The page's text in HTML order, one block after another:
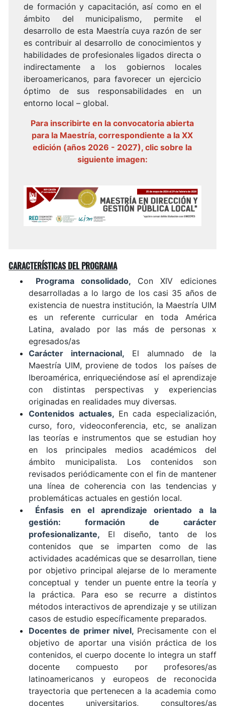
de formación y capacitación, así como en el
ámbito del municipalismo, permite el
desarrollo de esta Maestría cuya razón de ser
es contribuir al desarrollo de conocimientos y
habilidades de profesionales ligados directa o
indirectamente a los gobiernos locales
iberoamericanos, para favorecer un ejercicio
óptimo de sus responsabilidades en un
entorno local – global.
Para inscribirte en la convocatoria abierta
para la Maestría, correspondiente a la XX
edición (años 2026 - 2027), clic sobre la
siguiente imagen:
CARACTERÍSTICAS DEL PROGRAMA
Programa consolidado, Con XIV ediciones
desarrolladas a lo largo de los casi 35 años de
existencia de nuestra institución, la Maestría UIM
es un referente curricular en toda América
Latina, avalado por las más de personas x
egresados/as
Carácter internacional, El alumnado de la
Maestría UIM, proviene de todos los países de
Iberoamérica, enriqueciéndose así el aprendizaje
con distintas perspectivas y experiencias
originadas en realidades muy diversas.
Contenidos actuales, En cada especialización,
curso, foro, videoconferencia, etc, se analizan
las teorías e instrumentos que se estudian hoy
en los principales medios académicos del
ámbito municipalista. Los contenidos son
revisados periódicamente con el fin de mantener
una línea de coherencia con las tendencias y
problemáticas actuales en gestión local.
Énfasis en el aprendizaje orientado a la
gestión: formación de carácter
profesionalizante, El diseño, tanto de los
contenidos que se imparten como de las
actividades académicas que se desarrollan, tiene
por objetivo principal alejarse de lo meramente
conceptual y tender un puente entre la teoría y
la práctica. Para eso se recurre a distintos
métodos interactivos de aprendizaje y se utilizan
casos de estudio específicamente preparados.
Docentes de primer nivel, Precisamente con el
objetivo de aportar una visión práctica de los
contenidos, el cuerpo docente lo integra un staff
docente compuesto por profesores/as
latinoamericanos y europeos de reconocida
trayectoria que pertenecen a la academia como
docentes universitarios, consultores/as